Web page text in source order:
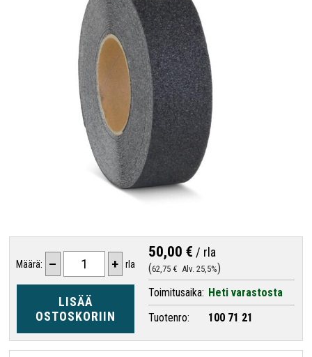
Määrä: – + rla
LISÄÄ
OSTOSKORIIN
50,00 € / rla
62,75 € Alv. 25,5%
Toimitusaika: Heti varastosta
Tuotenro:
100 71 21